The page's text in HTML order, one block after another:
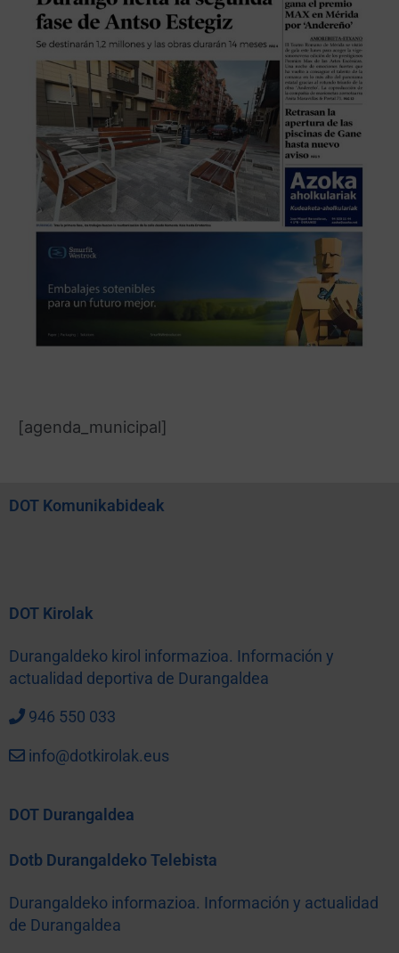
[agenda_municipal]
DOT Komunikabideak
DOT Kirolak
Durangaldeko kirol informazioa. Información y
actualidad deportiva de Durangaldea
946 550 033
info@dotkirolak.eus
DOT Durangaldea
Dotb Durangaldeko Telebista
Durangaldeko informazioa. Información y actualidad
de Durangaldea